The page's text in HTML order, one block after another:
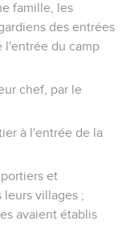
famille, les
des entrées
l'entrée du camp
chef, par le
à l'entrée de la
et
leurs villages ;
avaient établis